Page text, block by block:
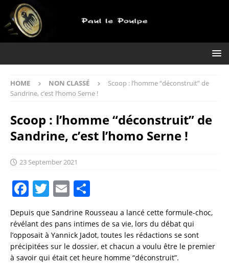
HOME NON CLASSÉ
Scoop : l’homme “déconstruit” de
Sandrine, c’est l’homo Serne !
Scoop : l’homme “déconstruit” de
Sandrine, c’est l’homo Serne !
23 September 2021
F
a
c
e
b
T
w
it
te
r
E
m
ai
l
a
re
Depuis que Sandrine Rousseau a lancé cette formule-choc,
révélant des pans intimes de sa vie, lors du débat qui
l’opposait à Yannick Jadot, toutes les rédactions se sont
précipitées sur le dossier, et chacun a voulu être le premier
à savoir qui était cet heure homme “déconstruit”.